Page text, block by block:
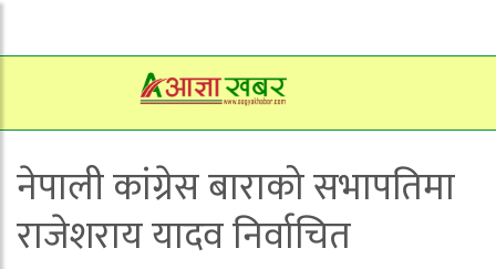
नेपाली कांग्रेस बाराको सभापतिमा
राजेशराय यादव निर्वाचित